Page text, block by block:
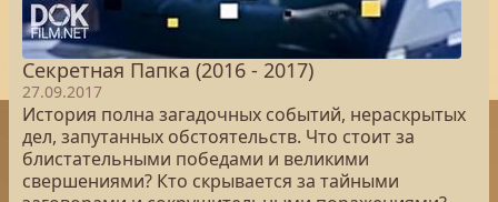
Секретная Папка (2016 - 2017)
27.09.2017
История полна загадочных событий, нераскрытых
дел, запутанных обстоятельств. Что стоит за
блистательными победами и великими
свершениями? Кто скрывается за тайными